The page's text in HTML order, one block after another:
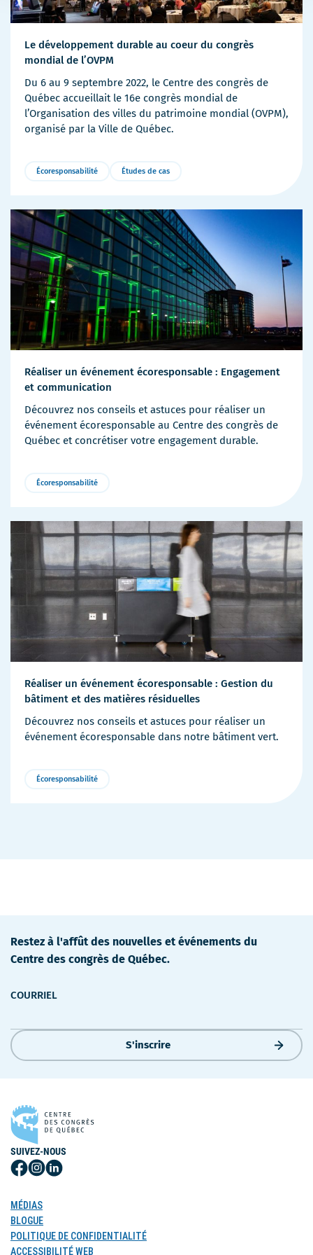
Le développement durable au coeur du congrès
mondial de l’OVPM
Du 6 au 9 septembre 2022, le Centre des congrès de
Québec accueillait le 16e congrès mondial de
l’Organisation des villes du patrimoine mondial (OVPM),
organisé par la Ville de Québec.
Écoresponsabilité Études de cas
Réaliser un événement écoresponsable : Engagement
et communication
Découvrez nos conseils et astuces pour réaliser un
événement écoresponsable au Centre des congrès de
Québec et concrétiser votre engagement durable.
Écoresponsabilité
Réaliser un événement écoresponsable : Gestion du
bâtiment et des matières résiduelles
Découvrez nos conseils et astuces pour réaliser un
événement écoresponsable dans notre bâtiment vert.
Écoresponsabilité
Restez à l'affût des nouvelles et événements du
Centre des congrès de Québec.
COURRIEL
S'inscrire
SUIVEZ-NOUS
Suivez-
sur
Facebook
Suivez-
Instagram
Suivez-
MÉDIAS
BLOGUE
POLITIQUE DE CONFIDENTIALITÉ
ACCESSIBILITÉ WEB